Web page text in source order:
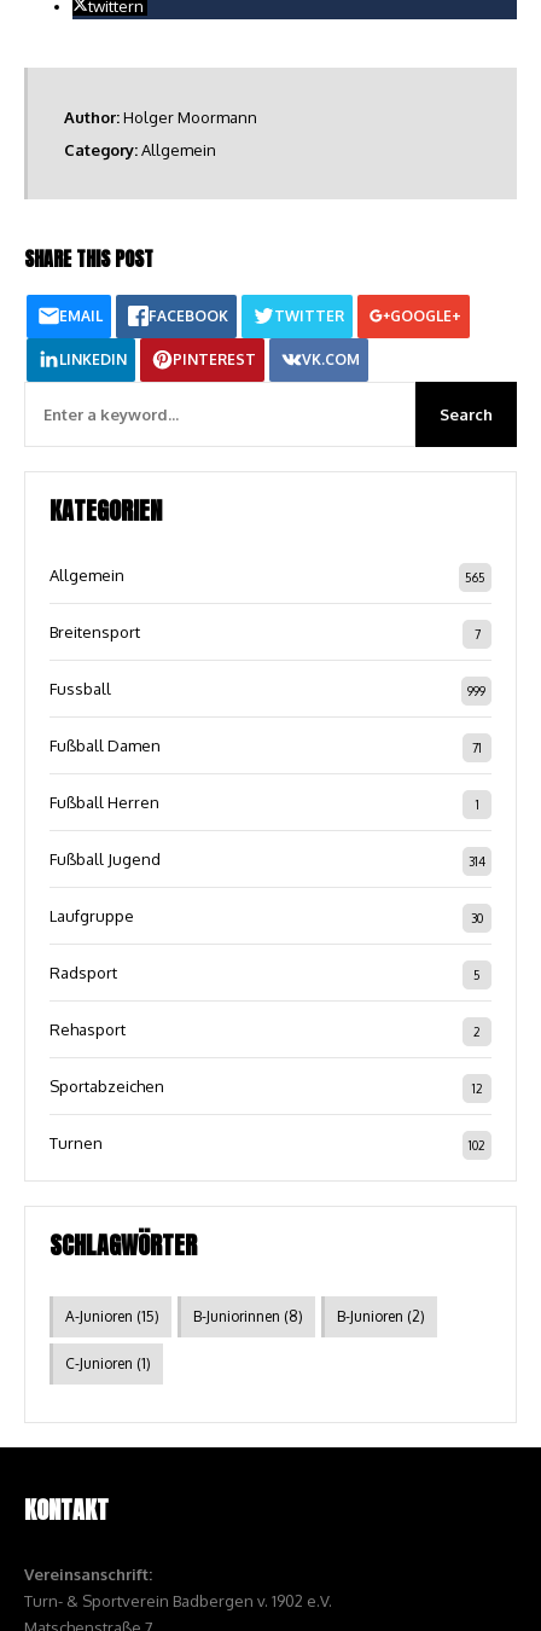
twittern
Author:Holger Moormann
Category:Allgemein
SHARE THIS POST
EMAIL FACEBOOK TWITTER GOOGLE+
LINKEDIN PINTEREST VK.COM
KATEGORIEN
Allgemein 565
Breitensport 7
Fussball 999
Fußball Damen 71
Fußball Herren 1
Fußball Jugend 314
Laufgruppe 30
Radsport 5
Rehasport 2
Sportabzeichen 12
Turnen 102
SCHLAGWÖRTER
A-Junioren (15) B-Juniorinnen (8) B-Junioren (2)
C-Junioren (1)
KONTAKT
Vereinsanschrift:
Turn- & Sportverein Badbergen v. 1902 e.V.